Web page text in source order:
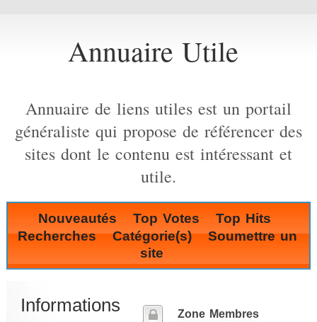
Annuaire Utile
Annuaire de liens utiles est un portail
généraliste qui propose de référencer des
sites dont le contenu est intéressant et
utile.
Nouveautés Top Votes
Top Hits
Recherches
Catégorie(s)
Soumettre un
site
Informations Zone Membres